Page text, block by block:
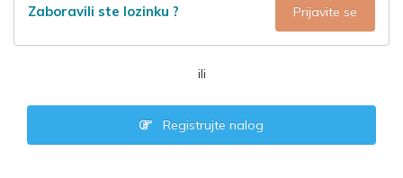
Zaboravili ste lozinku ?
ili
Registrujte nalog